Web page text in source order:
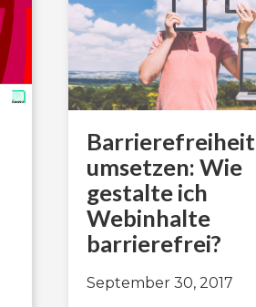
Barrierefreiheit
umsetzen: Wie
gestalte ich
Webinhalte
barrierefrei?
September 30, 2017